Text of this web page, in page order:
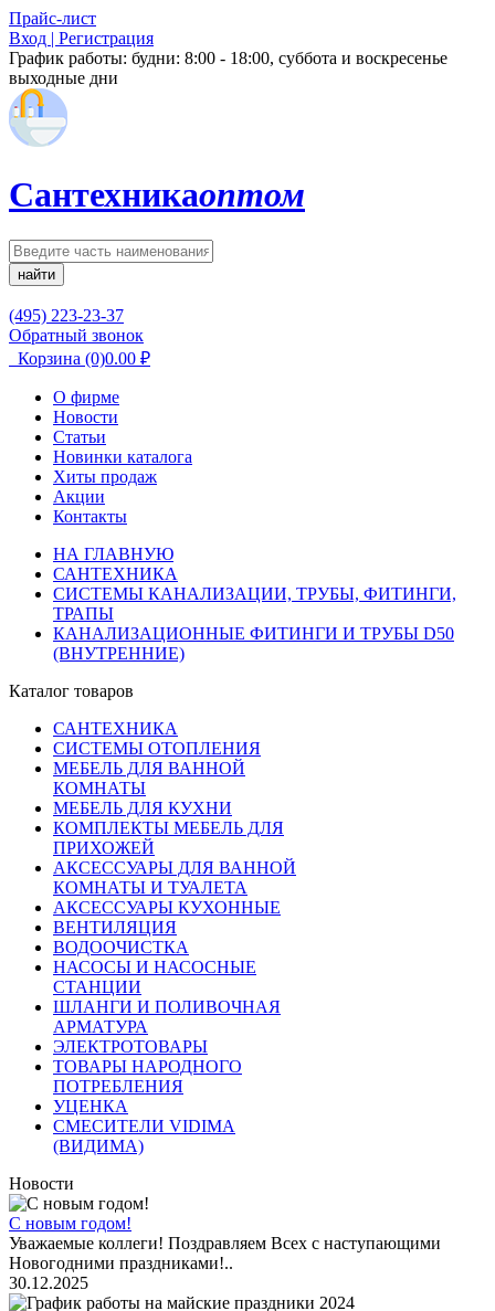
Прайс-лист
Вход | Регистрация
График работы: будни: 8:00 - 18:00, суббота и воскресенье
выходные дни
Сантехникаоптом
найти
(495) 223-23-37
Обратный звонок
Корзина (0)0.00 ₽
О фирме
Новости
Статьи
Новинки каталога
Хиты продаж
Акции
Контакты
НА ГЛАВНУЮ
САНТЕХНИКА
СИСТЕМЫ КАНАЛИЗАЦИИ, ТРУБЫ, ФИТИНГИ,
ТРАПЫ
КАНАЛИЗАЦИОННЫЕ ФИТИНГИ И ТРУБЫ D50
(ВНУТРЕННИЕ)
Каталог товаров
САНТЕХНИКА
СИСТЕМЫ ОТОПЛЕНИЯ
МЕБЕЛЬ ДЛЯ ВАННОЙ
КОМНАТЫ
МЕБЕЛЬ ДЛЯ КУХНИ
КОМПЛЕКТЫ МЕБЕЛЬ ДЛЯ
ПРИХОЖЕЙ
АКСЕССУАРЫ ДЛЯ ВАННОЙ
КОМНАТЫ И ТУАЛЕТА
АКСЕССУАРЫ КУХОННЫЕ
ВЕНТИЛЯЦИЯ
ВОДООЧИСТКА
НАСОСЫ И НАСОСНЫЕ
СТАНЦИИ
ШЛАНГИ И ПОЛИВОЧНАЯ
АРМАТУРА
ЭЛЕКТРОТОВАРЫ
ТОВАРЫ НАРОДНОГО
ПОТРЕБЛЕНИЯ
УЦЕНКА
СМЕСИТЕЛИ VIDIMA
(ВИДИМА)
Новости
С новым годом!
Уважаемые коллеги! Поздравляем Всех с наступающими
Новогодними праздниками!..
30.12.2025